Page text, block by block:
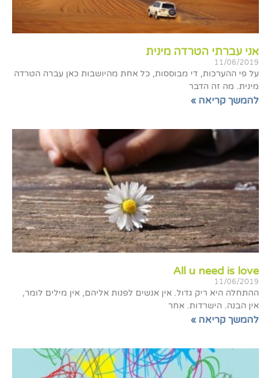
אני עברתי הטרדה מינית
11/06/2019
על פי ההערכות, די מבוססות, כל אחת מהיושבות כאן עברה הטרדה
מינית. מה זה הדבר
להמשך קריאה »
All u need is love
11/06/2019
ההתחלה היא ריק גדול. אין אנשים לפנות אליהם, אין מילים לומר,
אין הבנה. הישרדות. אחר
להמשך קריאה »